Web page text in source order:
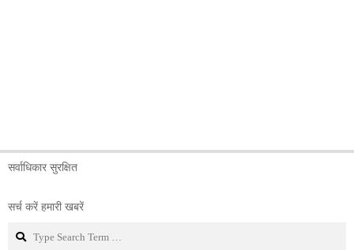
सर्वाधिकार सुरक्षित
सर्च करें हमारी खबरें